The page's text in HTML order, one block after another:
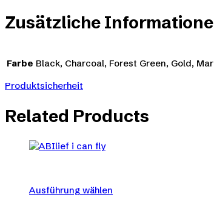
Zusätzliche
Farbe Black, Charcoal, Forest Green, Gold,
Produktsicherheit
Related Products
Ausführung wählen